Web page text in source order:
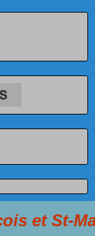
Martin,